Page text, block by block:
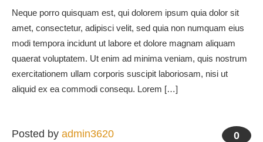
Neque porro quisquam est, qui dolorem ipsum quia dolor sit
amet, consectetur, adipisci velit, sed quia non numquam eius
modi tempora incidunt ut labore et dolore magnam aliquam
quaerat voluptatem. Ut enim ad minima veniam, quis nostrum
exercitationem ullam corporis suscipit laboriosam, nisi ut
aliquid ex ea commodi consequ. Lorem […]
Posted by admin3620 0